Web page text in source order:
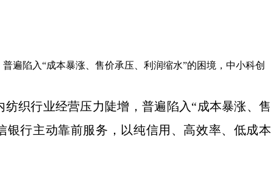
遍陷入“成本暴涨、售价承压、利润缩水”的困境，中小科创
纺织行业经营压力陡增，普遍陷入 “成本暴涨、售
银行主动靠前服务，以纯信用、高效率、低成本